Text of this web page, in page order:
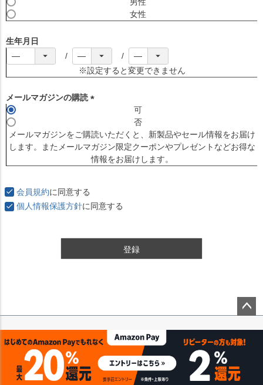
女性
生年月日
※設定すると変更できません
メールマガジンの購読
須
)
可
否
メールマガジンをご購読いただくと、新製品やセール情報をお届け
します。またメールマガジン限定クーポンやプレゼントなどお得な
情報をお届けします。
会員規約に同意する
個人情報保護方針に同意する
登録
ップ